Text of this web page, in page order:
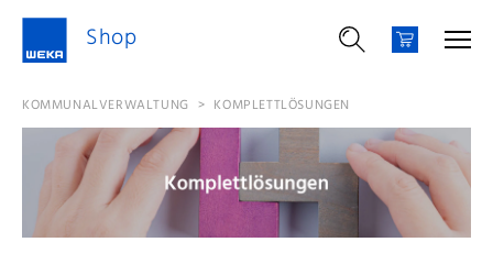
Shop
KOMMUNALVERWALTUNG > KOMPLETTLÖSUNGEN